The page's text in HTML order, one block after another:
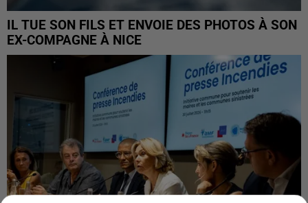
IL TUE SON FILS ET ENVOIE DES PHOTOS À SON
EX-COMPAGNE À NICE